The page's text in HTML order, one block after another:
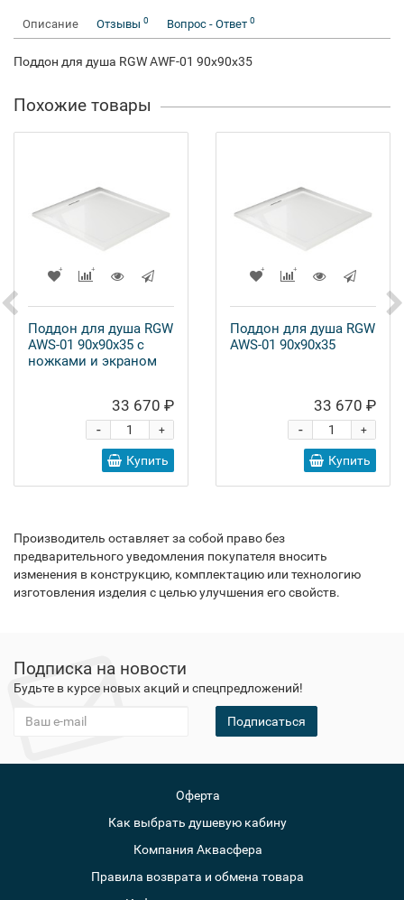
Описание Отзывы 0 Вопрос - Ответ 0
Поддон для душа RGW AWF-01 90x90x35
Похожие товары
Поддон для душа RGW
AWS-01 90x90x35 с
ножками и экраном
33 670 ₽
+
-
Купить
Поддон для душа RGW
AWS-01 90x90x35
33 670 ₽
+
-
Купить
Производитель оставляет за собой право без
предварительного уведомления покупателя вносить
изменения в конструкцию, комплектацию или технологию
изготовления изделия с целью улучшения его свойств.
Подписка на новости
Будьте в курсе новых акций и спецпредложений!
Подписаться
Оферта
Как выбрать душевую кабину
Компания Аквасфера
Правила возврата и обмена товара